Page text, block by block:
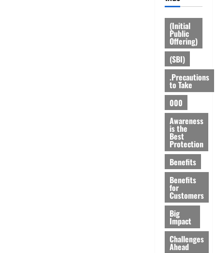
(Initial
Public
Offering)
(SBI)
.Precautions
to Take
000
Awareness
is the
Best
Protection
Benefits
Benefits
for
Customers
Big
Impact
Challenges
Ahead